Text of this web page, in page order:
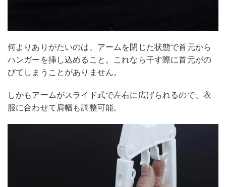
何よりありがたいのは、アームを閉じた状態で首元から
ハンガーを挿し込めること。これなら干す際に首元がの
びてしまうことがありません。
しかもアームがスライド式で左右に広げられるので、衣
服に合わせて肩幅も調整可能。